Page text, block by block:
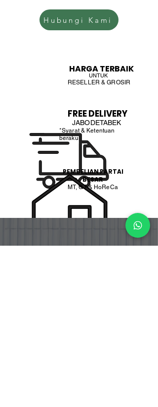
Hubungi Kami
HARGA TERBAIK
UNTUK
RESELLER & GROSIR
JABODETABEK
FREE DELIVERY
*Syarat & Ketentuan
beraku
PEMBELIAN PARTAI
BESAR
MT, GT & HoReCa